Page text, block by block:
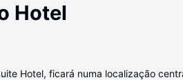
Hotel
Hotel, ficará numa localização